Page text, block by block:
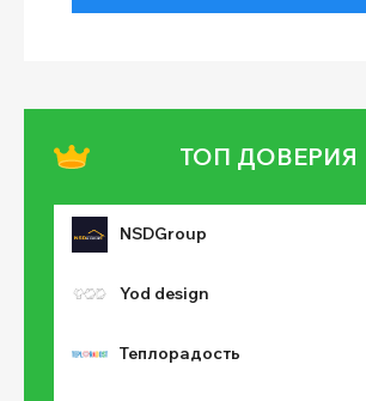
ТОП ДОВЕРИЯ
NSDGroup
Yod design
Теплорадость